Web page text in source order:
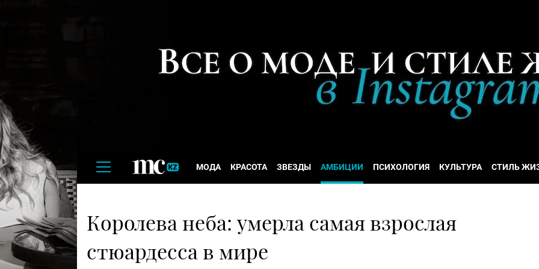
МОДА КРАСОТА ЗВЕЗДЫ АМБИЦИИ ПСИХОЛОГИЯ КУЛЬТУРА СТИЛЬ
Королева неба: умерла самая взрослая
стюардесса в мире